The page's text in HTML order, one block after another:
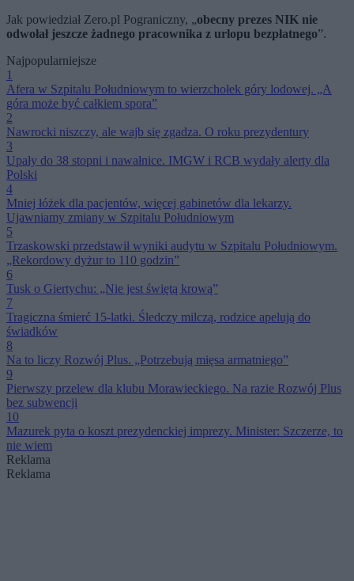
Jak powiedział Zero.pl Pograniczny, „obecny prezes NIK nie
odwołał jeszcze żadnego pracownika z urlopu bezpłatnego”.
Najpopularniejsze
1
Afera w Szpitalu Południowym to wierzchołek góry lodowej. „A
góra może być całkiem spora”
2
Nawrocki niszczy, ale wajb się zgadza. O roku prezydentury
3
Upały do 38 stopni i nawałnice. IMGW i RCB wydały alerty dla
Polski
4
Mniej łóżek dla pacjentów, więcej gabinetów dla lekarzy.
Ujawniamy zmiany w Szpitalu Południowym
5
Trzaskowski przedstawił wyniki audytu w Szpitalu Południowym.
„Rekordowy dyżur to 110 godzin”
6
Tusk o Giertychu: „Nie jest świętą krową”
7
Tragiczna śmierć 15-latki. Śledczy milczą, rodzice apelują do
świadków
8
Na to liczy Rozwój Plus. „Potrzebują mięsa armatniego”
9
Pierwszy przelew dla klubu Morawieckiego. Na razie Rozwój Plus
bez subwencji
10
Mazurek pyta o koszt prezydenckiej imprezy. Minister: Szczerze, to
nie wiem
Reklama
Reklama